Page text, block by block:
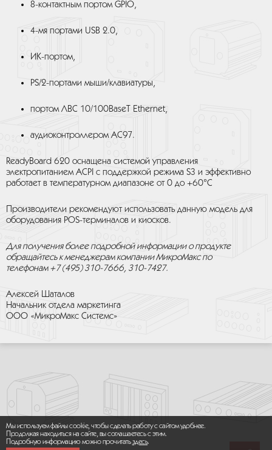
8-контактным портом GPIO,
4-мя портами USB 2.0,
ИК-портом,
PS/2-портами мыши/клавиатуры,
портом ЛВС 10/100BaseT Ethernet,
аудиоконтроллером AC97.
ReadyBoard 620 оснащена системой управления
электропитанием ACPI с поддержкой режима S3 и эффективно
работает в температурном диапазоне от 0 до +60°С
Производители рекомендуют использовать данную модель для
оборудования POS-терминалов и киосков.
Для получения более подробной информации о продукте
обращайтесь к менеджерам компании МикроМакс по
телефонам +7 (495) 310-7666, 310-7427.
Алексей Шаталов
Начальник отдела маркетинга
ООО «МикроМакс Системс»
Мы используем файлы cookie, чтобы сделать работу с сайтом удобнее.
Продолжая находиться на сайте, вы соглашаетесь с этим.
Подробную информацию можно прочитатьздесь.